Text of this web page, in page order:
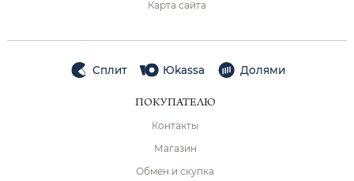
Карта сайта
Сплит Юkassa Долями
ПОКУПАТЕЛЮ
Контакты
Магазин
Обмен и скупка